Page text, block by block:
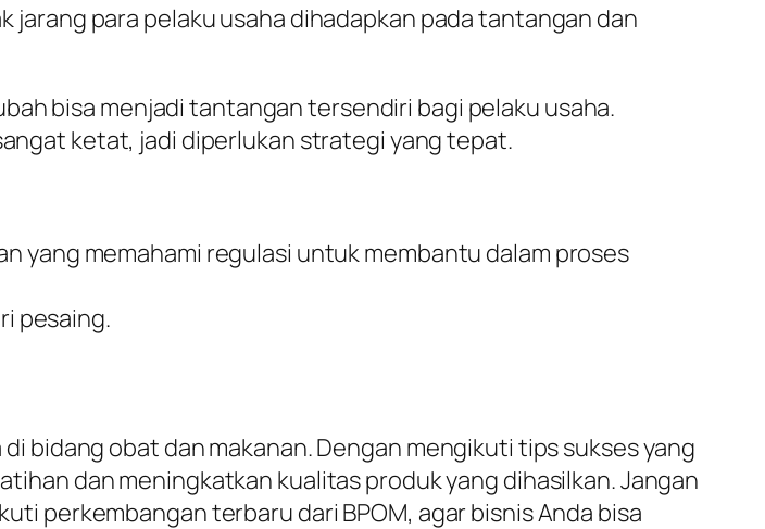
jarang para pelaku usaha dihadapkan pada tantangan dan
bisa menjadi tantangan tersendiri bagi pelaku usaha.
ketat, jadi diperlukan strategi yang tepat.
yang memahami regulasi untuk membantu dalam proses
pesaing.
bidang obat dan makanan. Dengan mengikuti tips sukses yang
dan meningkatkan kualitas produk yang dihasilkan. Jangan
perkembangan terbaru dari BPOM, agar bisnis Anda bisa